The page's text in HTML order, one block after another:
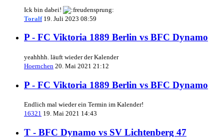
Ick bin dabei!
Toralf 19. Juli 2023 08:59
P - FC Viktoria 1889 Berlin vs BFC Dynamo
yeahhhh. läuft wieder der Kalender
Hoernchen 20. Mai 2021 21:12
P - FC Viktoria 1889 Berlin vs BFC Dynamo
Endlich mal wieder ein Termin im Kalender!
16321 19. Mai 2021 14:43
T - BFC Dynamo vs SV Lichtenberg 47